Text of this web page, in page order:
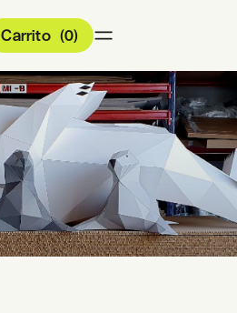
Carrito (0)